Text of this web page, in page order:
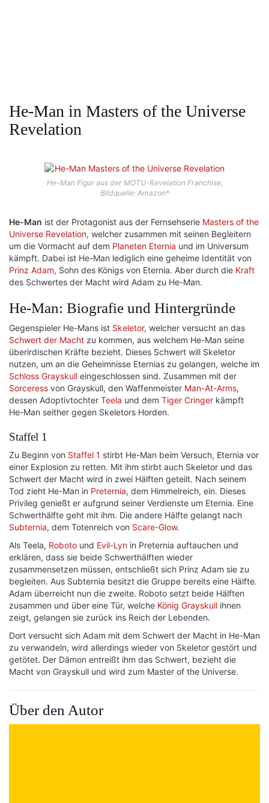
He-Man in Masters of the Universe
Revelation
He-Man Figur aus der MOTU-Revelation Franchise,
Bildquelle: Amazon*
He-Man ist der Protagonist aus der Fernsehserie Masters of the
Universe Revelation, welcher zusammen mit seinen Begleitern
um die Vormacht auf dem Planeten Eternia und im Universum
kämpft. Dabei ist He-Man lediglich eine geheime Identität von
Prinz Adam, Sohn des Königs von Eternia. Aber durch die Kraft
des Schwertes der Macht wird Adam zu He-Man.
He-Man: Biografie und Hintergründe
Gegenspieler He-Mans ist Skeletor, welcher versucht an das
Schwert der Macht zu kommen, aus welchem He-Man seine
überirdischen Kräfte bezieht. Dieses Schwert will Skeletor
nutzen, um an die Geheimnisse Eternias zu gelangen, welche im
Schloss Grayskull eingeschlossen sind. Zusammen mit der
Sorceress von Grayskull, den Waffenmeister Man-At-Arms,
dessen Adoptivtochter Teela und dem Tiger Cringer kämpft
He-Man seither gegen Skeletors Horden.
Staffel 1
Zu Beginn von Staffel 1 stirbt He-Man beim Versuch, Eternia vor
einer Explosion zu retten. Mit ihm stirbt auch Skeletor und das
Schwert der Macht wird in zwei Hälften geteilt. Nach seinem
Tod zieht He-Man in Preternia, dem Himmelreich, ein. Dieses
Privileg genießt er aufgrund seiner Verdienste um Eternia. Eine
Schwerthälfte geht mit ihm. Die andere Hälfte gelangt nach
Subternia, dem Totenreich von Scare-Glow.
Als Teela, Roboto und Evil-Lyn in Preternia auftauchen und
erklären, dass sie beide Schwerthälften wieder
zusammensetzen müssen, entschließt sich Prinz Adam sie zu
begleiten. Aus Subternia besitzt die Gruppe bereits eine Hälfte.
Adam überreicht nun die zweite. Roboto setzt beide Hälften
zusammen und über eine Tür, welche König Grayskull ihnen
zeigt, gelangen sie zurück ins Reich der Lebenden.
Dort versucht sich Adam mit dem Schwert der Macht in He-Man
zu verwandeln, wird allerdings wieder von Skeletor gestört und
getötet. Der Dämon entreißt ihm das Schwert, bezieht die
Macht von Grayskull und wird zum Master of the Universe.
Über den Autor